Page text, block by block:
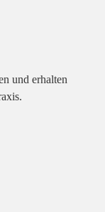
und erhalten